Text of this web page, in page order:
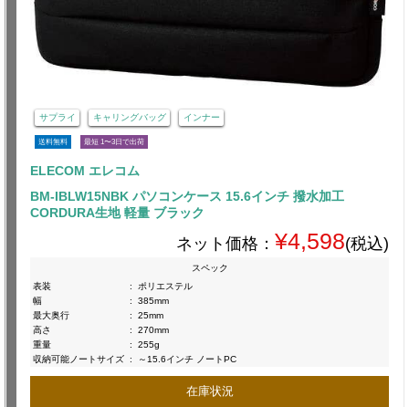
サプライ キャリングバッグ インナー
送料無料 最短 1〜3日で出荷
ELECOM エレコム
BM-IBLW15NBK パソコンケース 15.6インチ 撥水加工
CORDURA生地 軽量 ブラック
ネット価格： ¥4,598(税込)
スペック
表装
:
ポリエステル
幅
:
385mm
最大奥行
:
25mm
高さ
:
270mm
重量
:
255g
収納可能ノートサイズ : ～15.6インチ ノートPC
在庫状況